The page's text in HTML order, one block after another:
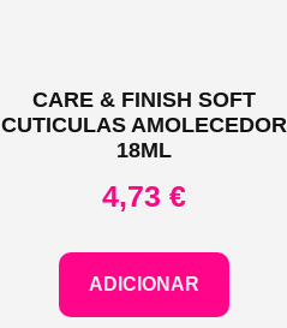
CARE & FINISH SOFT
CUTICULAS AMOLECEDOR
18ML
4,73 €
ADICIONAR